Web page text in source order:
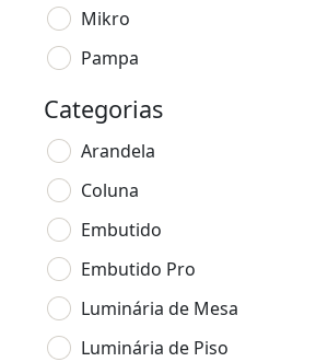
Mikro
Pampa
Categorias
Arandela
Coluna
Embutido
Embutido Pro
Luminária de Mesa
Luminária de Piso